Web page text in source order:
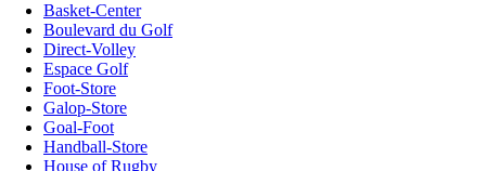
Basket-Center
Boulevard du Golf
Direct-Volley
Espace Golf
Foot-Store
Galop-Store
Goal-Foot
Handball-Store
House of Rugby